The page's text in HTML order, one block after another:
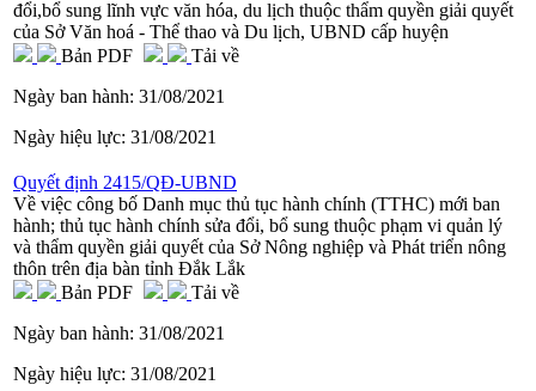
đổi,bổ sung lĩnh vực văn hóa, du lịch thuộc thẩm quyền giải quyết
của Sở Văn hoá - Thể thao và Du lịch, UBND cấp huyện
Bản PDF
Tải về
Ngày ban hành: 31/08/2021
Ngày hiệu lực: 31/08/2021
Quyết định 2415/QĐ-UBND
Về việc công bố Danh mục thủ tục hành chính (TTHC) mới ban
hành; thủ tục hành chính sửa đổi, bổ sung thuộc phạm vi quản lý
và thẩm quyền giải quyết của Sở Nông nghiệp và Phát triển nông
thôn trên địa bàn tỉnh Đắk Lắk
Bản PDF
Tải về
Ngày ban hành: 31/08/2021
Ngày hiệu lực: 31/08/2021